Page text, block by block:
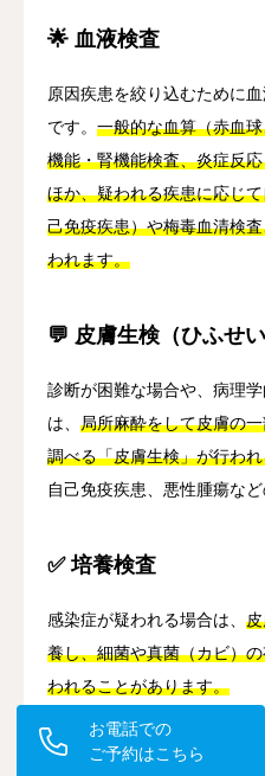
🌟 血液検査
原因疾患を絞り込むために
です。 一般的な血算（赤血
機能・腎機能検査、炎症反
ほか、疑われる疾患に応じ
己免疫疾患）や梅毒血清検
われます。
💬 皮膚生検（ひふせい
診断が困難な場合や、病理
は、 局所麻酔をして皮膚の
調べる「皮膚生検」が行わ
自己免疫疾患、悪性腫瘍な
✅ 培養検査
感染症が疑われる場合は、
養し、細菌や真菌（カビ）
われることがあります。
📝 画像検査
お電話での
ご予約はこちら